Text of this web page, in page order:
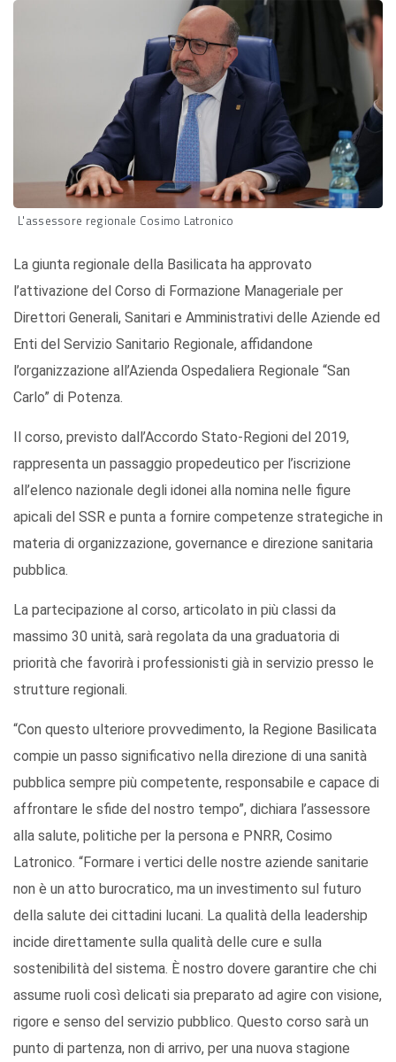
L'assessore regionale Cosimo Latronico
La giunta regionale della Basilicata ha approvato
l’attivazione del Corso di Formazione Manageriale per
Direttori Generali, Sanitari e Amministrativi delle Aziende ed
Enti del Servizio Sanitario Regionale, affidandone
l’organizzazione all’Azienda Ospedaliera Regionale “San
Carlo” di Potenza.
Il corso, previsto dall’Accordo Stato-Regioni del 2019,
rappresenta un passaggio propedeutico per l’iscrizione
all’elenco nazionale degli idonei alla nomina nelle figure
apicali del SSR e punta a fornire competenze strategiche in
materia di organizzazione, governance e direzione sanitaria
pubblica.
La partecipazione al corso, articolato in più classi da
massimo 30 unità, sarà regolata da una graduatoria di
priorità che favorirà i professionisti già in servizio presso le
strutture regionali.
“Con questo ulteriore provvedimento, la Regione Basilicata
compie un passo significativo nella direzione di una sanità
pubblica sempre più competente, responsabile e capace di
affrontare le sfide del nostro tempo”, dichiara l’assessore
alla salute, politiche per la persona e PNRR, Cosimo
Latronico. “Formare i vertici delle nostre aziende sanitarie
non è un atto burocratico, ma un investimento sul futuro
della salute dei cittadini lucani. La qualità della leadership
incide direttamente sulla qualità delle cure e sulla
sostenibilità del sistema. È nostro dovere garantire che chi
assume ruoli così delicati sia preparato ad agire con visione,
rigore e senso del servizio pubblico. Questo corso sarà un
punto di partenza, non di arrivo, per una nuova stagione